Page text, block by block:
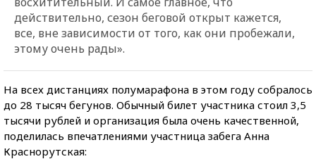
действительно, сезон беговой открыт кажется,
все, вне зависимости от того, как они пробежали,
этому очень рады».
На всех дистанциях полумарафона в этом году собралось
до 28 тысяч бегунов. Обычный билет участника стоил 3,5
тысячи рублей и организация была очень качественной,
поделилась впечатлениями участница забега Анна
Краснорутская: